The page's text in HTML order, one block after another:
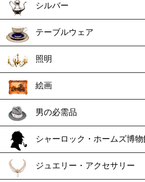
シルバー
テーブルウェア
照明
絵画
男の必需品
シャーロック・ホームズ博
ジュエリー・アクセサリー